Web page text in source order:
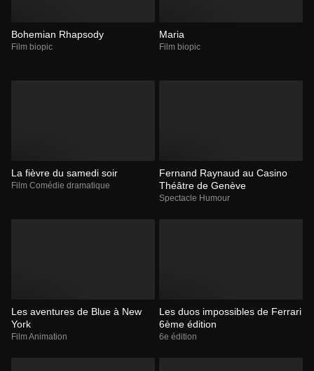
Bohemian Rhapsody
Film biopic
Maria
Film biopic
La fièvre du samedi soir
Film Comédie dramatique
Fernand Raynaud au Casino
Théâtre de Genève
Spectacle Humour
Les aventures de Blue à New
York
Film Animation
Les duos impossibles de Ferrari
6ème édition
6e édition